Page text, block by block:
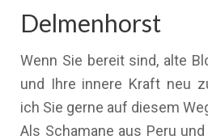
Delmenhorst
Wenn Sie bereit sind, alte
und Ihre innere Kraft neu
ich Sie gerne auf diesem
Als Schamane aus Peru